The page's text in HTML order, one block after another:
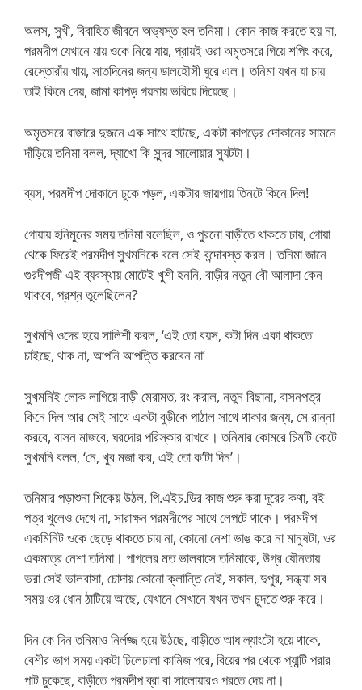
অলস, সুখী, বিবাহিত জীবনে অভ্যস্ত হল তনিমা। কোন কাজ করতে হয় না,
পরমদীপ যেখানে যায় ওকে নিয়ে যায়, প্রায়ই ওরা অমৃতসরে গিয়ে শপিং করে,
রেস্তোরাঁয় খায়, সাতদিনের জন্য ডালহৌসী ঘুরে এল। তনিমা যখন যা চায়
তাই কিনে দেয়, জামা কাপড় গয়নায় ভরিয়ে দিয়েছে।
অমৃতসরে বাজারে দুজনে এক সাথে হাটছে, একটা কাপড়ের দোকানের সামনে
দাঁড়িয়ে তনিমা বলল, দ্যাখো কি সুন্দর সালোয়ার স্যুটটা।
ব্যস, পরমদীপ দোকানে ঢুকে পড়ল, একটার জায়গায় তিনটে কিনে দিল!
গোয়ায় হনিমুনের সময় তনিমা বলেছিল, ও পুরনো বাড়ীতে থাকতে চায়, গোয়া
থেকে ফিরেই পরমদীপ সুখমনিকে বলে সেই বন্দোবস্ত করল। তনিমা জানে
গুরদীপজী এই ব্যবস্থায় মোটেই খুশী হননি, বাড়ীর নতুন বৌ আলাদা কেন
থাকবে, প্রশ্ন তুলেছিলেন?
সুখমনি ওদের হয়ে সালিশী করল, ‘এই তো বয়স, কটা দিন একা থাকতে
চাইছে, থাক না, আপনি আপত্তি করবেন না’
সুখমনিই লোক লাগিয়ে বাড়ী মেরামত, রং করাল, নতুন বিছানা, বাসনপত্র
কিনে দিল আর সেই সাথে একটা বুড়ীকে পাঠাল সাথে থাকার জন্য, সে রান্না
করবে, বাসন মাজবে, ঘরদোর পরিস্কার রাখবে। তনিমার কোমরে চিমটি কেটে
সুখমনি বলল, ‘নে, খুব মজা কর, এই তো ক’টা দিন’।
তনিমার পড়াশুনা শিকেয় উঠল, পি.এইচ.ডির কাজ শুরু করা দূরের কথা, বই
পত্র খুলেও দেখে না, সারাক্ষন পরমদীপের সাথে লেপটে থাকে। পরমদীপ
একমিনিট ওকে ছেড়ে থাকতে চায় না, কোনো নেশা ভাঙ করে না মানুষটা, ওর
একমাত্র নেশা তনিমা। পাগলের মত ভালবাসে তনিমাকে, উগ্র যৌনতায়
ভরা সেই ভালবাসা, চোদায় কোনো ক্লান্তি নেই, সকাল, দুপুর, সন্ধ্যা সব
সময় ওর ধোন ঠাটিয়ে আছে, যেখানে সেখানে যখন তখন চুদতে শুরু করে।
দিন কে দিন তনিমাও নির্লজ্জ হয়ে উঠছে, বাড়ীতে আধ ল্যাংটো হয়ে থাকে,
বেশীর ভাগ সময় একটা ঢিলেঢালা কামিজ পরে, বিয়ের পর থেকে প্যান্টি পরার
পাট চুকেছে, বাড়ীতে পরমদীপ ব্রা বা সালোয়ারও পরতে দেয় না।